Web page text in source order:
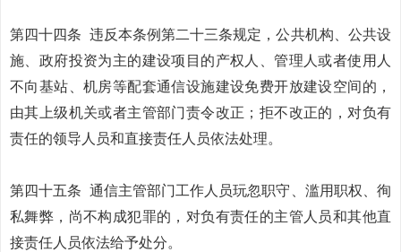
第四十四条 违反本条例第二十三条规定，公共机构、公共设
施、政府投资为主的建设项目的产权人、管理人或者使用人
不向基站、机房等配套通信设施建设免费开放建设空间的，
由其上级机关或者主管部门责令改正；拒不改正的，对负有
责任的领导人员和直接责任人员依法处理。
第四十五条 通信主管部门工作人员玩忽职守、滥用职权、徇
私舞弊，尚不构成犯罪的，对负有责任的主管人员和其他直
接责任人员依法给予处分。